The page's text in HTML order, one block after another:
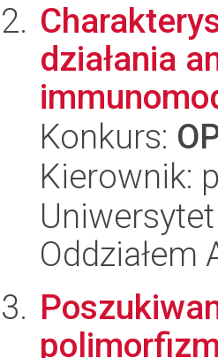
działania
Konkurs:
Kierownik:
Oddziałem